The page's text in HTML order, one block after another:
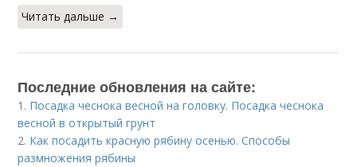
Читать дальше →
Последние обновления на сайте:
1. Посадка чеснока весной на головку. Посадка чеснока
весной в открытый грунт
2. Как посадить красную рябину осенью. Способы
размножения рябины